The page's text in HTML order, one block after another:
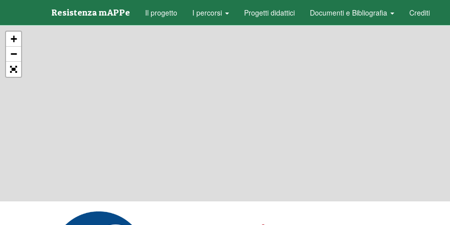
Resistenza mAPPe Il progetto I percorsi Progetti didattici Documenti e Bibliografia Crediti
+
−